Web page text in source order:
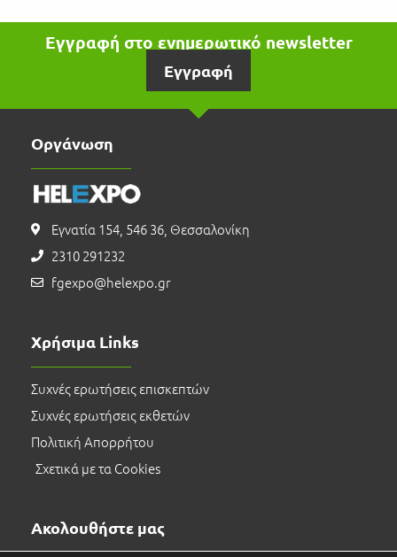
Εγγραφή στο ενημερωτικό newsletter
Εγγραφή
Οργάνωση
Εγνατία 154, 546 36, Θεσσαλονίκη
2310 291232
fgexpo@helexpo.gr
Χρήσιμα Links
Συχνές ερωτήσεις επισκεπτών
Συχνές ερωτήσεις εκθετών
Πολιτική Απορρήτου
Σχετικά με τα Cookies
Ακολουθήστε μας